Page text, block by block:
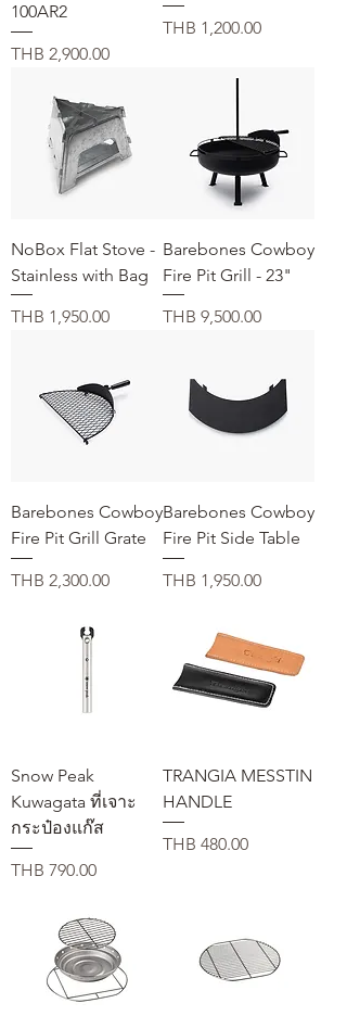
100AR2
価格
THB 2,900.00
価格
THB 1,200.00
NoBox Flat Stove -
Stainless with Bag
価格
THB 1,950.00
Barebones Cowboy
Fire Pit Grill - 23"
価格
THB 9,500.00
Barebones Cowboy
Fire Pit Grill Grate
価格
THB 2,300.00
Barebones Cowboy
Fire Pit Side Table
価格
THB 1,950.00
Snow Peak
Kuwagata ที่เจาะ
กระป๋องแก๊ส
価格
THB 790.00
TRANGIA MESSTIN
HANDLE
価格
THB 480.00